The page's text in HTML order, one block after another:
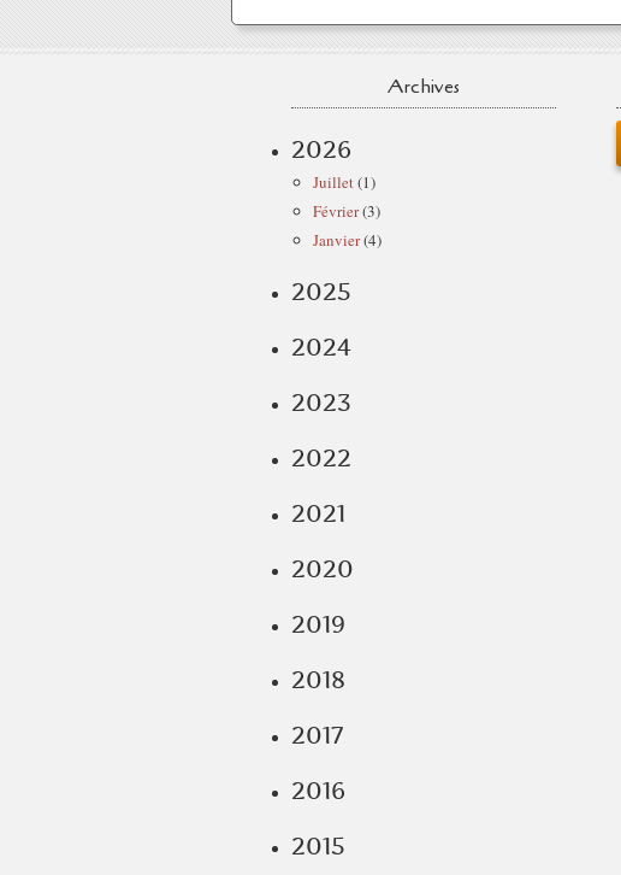
Archives
2026
Juillet(1)
Février(3)
Janvier(4)
2025
2024
2023
2022
2021
2020
2019
2018
2017
2016
2015